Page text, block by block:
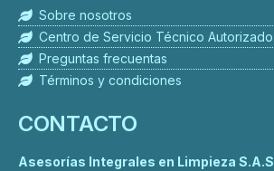
Sobre nosotros
Centro de Servicio Técnico Autorizado
Preguntas frecuentas
Términos y condiciones
CONTACTO
Asesorías Integrales en Limpieza S.A.S